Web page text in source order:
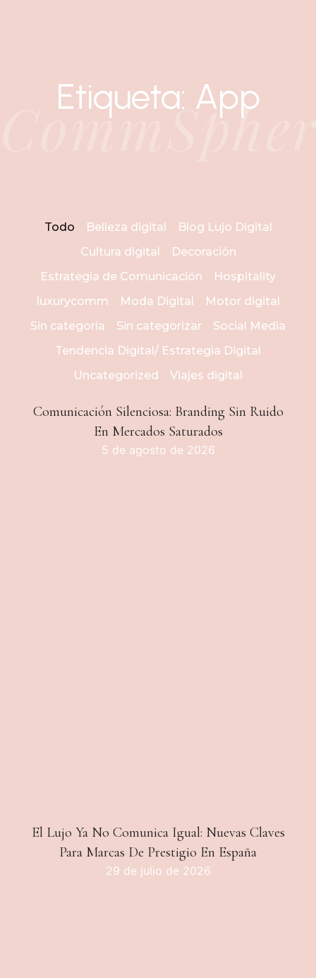
Etiqueta: App
Belleza digital
Blog Lujo Digital
Cultura digital
Decoración
Estrategia de Comunicación
Hospitality
luxurycomm
Moda Digital
Motor digital
Sin categoría
Sin categorizar
Social Media
Tendencia Digital/ Estrategia Digital
Uncategorized
Viajes digital
Todo
Comunicación Silenciosa: Branding Sin Ruido
En Mercados Saturados
5 de agosto de 2026
El Lujo Ya No Comunica Igual: Nuevas Claves
Para Marcas De Prestigio En España
29 de julio de 2026